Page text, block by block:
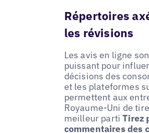
Répertoires
les révisions
Les avis en ligne
puissant pour
décisions des
et les plateformes
permettent aux
Royaume-Uni de
meilleur partiTirez
commentaires des